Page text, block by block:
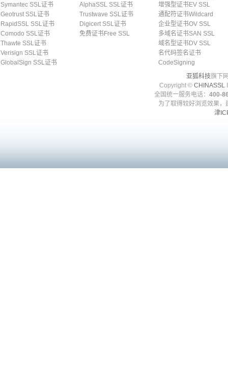
Symantec SSL证书
Geotrust SSL证书
RapidSSL SSL证书
Comodo SSL证书
Thawte SSL证书
Verisign SSL证书
GlobalSign SSL证书
AlphaSSL SSL证书
Trustwave SSL证书
Digicert SSL证书
免费证书Free SSL
增强型证书EV SSL
通配符证书Wildcard
企业型证书OV SSL
多域名证书SAN SSL
域名型证书DV SSL
名代码签名证书
CodeSigning
亚狐科技旗下
Copyright © CHINASSL
全国统一服务电话： 400-
为了取得较好浏览效果
津